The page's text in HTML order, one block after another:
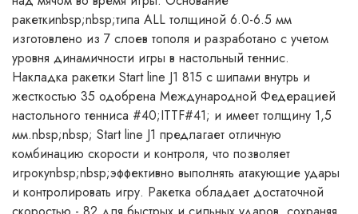
ракеткиnbsp;nbsp;типа ALL толщиной 6.0-6.5 мм
изготовлено из 7 слоев тополя и разработано с учетом
уровня динамичности игры в настольный теннис.
Накладка ракетки Start line J1 815 с шипами внутрь и
жесткостью 35 одобрена Международной Федерацией
настольного тенниса #40;ITTF#41; и имеет толщину 1,5
мм.nbsp;nbsp; Start line J1 предлагает отличную
комбинацию скорости и контроля, что позволяет
игрокуnbsp;nbsp;эффективно выполнять атакующие удары
и контролировать игру. Ракетка обладает достаточной